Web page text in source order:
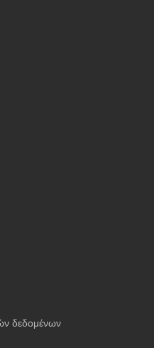
δεδομένων